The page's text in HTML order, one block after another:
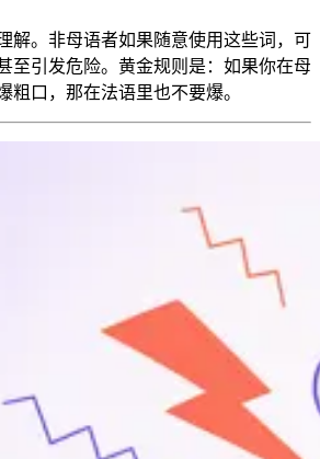
解。非母语者如果随意使用这些词，可
至引发危险。黄金规则是：如果你在母
粗口，那在法语里也不要爆。